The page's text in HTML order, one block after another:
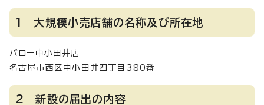
1 大規模小売店舗の名称及び所在地
バロー中小田井店
名古屋市西区中小田井四丁目380番
2 新設の届出の内容